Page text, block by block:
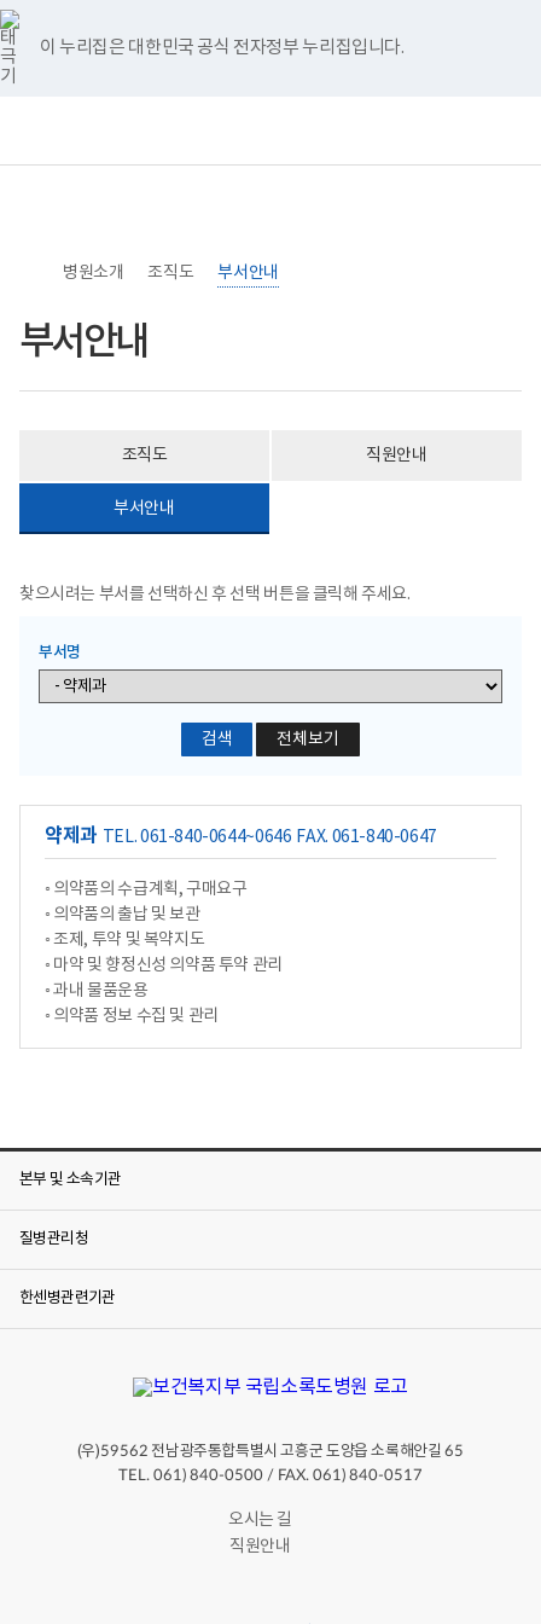
이 누리집은 대한민국 공식 전자정부 누리집입니다.
너
비
767px
이
하
록
원
로
검
메
홈
>
병원소개
>
조직도
>
부서안내
부서안내
조직도 직원안내
부서안내
찾으시려는 부서를 선택하신 후 선택 버튼을 클릭해 주세요.
부
서
선
택
부서명
전체보기
약제과 TEL. 061-840-0644~0646 FAX. 061-840-0647
◦ 의약품의 수급계획, 구매요구
◦ 의약품의 출납 및 보관
◦ 조제, 투약 및 복약지도
◦ 마약 및 향정신성 의약품 투약 관리
◦ 과내 물품운용
◦ 의약품 정보 수집 및 관리
본부 및 소속기관
질병관리청
한센병관련기관
(우)59562 전남광주통합특별시 고흥군 도양읍 소록해안길65
TEL. 061) 840-0500 / FAX. 061) 840-0517
오시는 길
직원안내